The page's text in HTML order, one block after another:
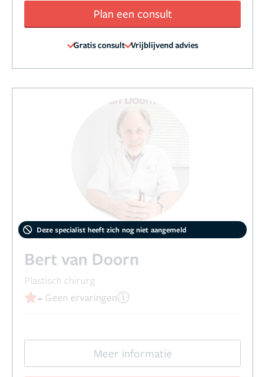
Plan een consult
Gratis consult Vrijblijvend advies
Deze specialist heeft zich nog niet aangemeld
Bert van Doorn
Plastisch chirurg
- Geen ervaringen
Meer informatie